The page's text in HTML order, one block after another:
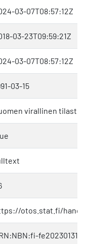
03-07T08:57:12Z
03-23T09:59:21Z
03-07T08:57:12Z
03-15
virallinen tilasto
otos.stat.fi/